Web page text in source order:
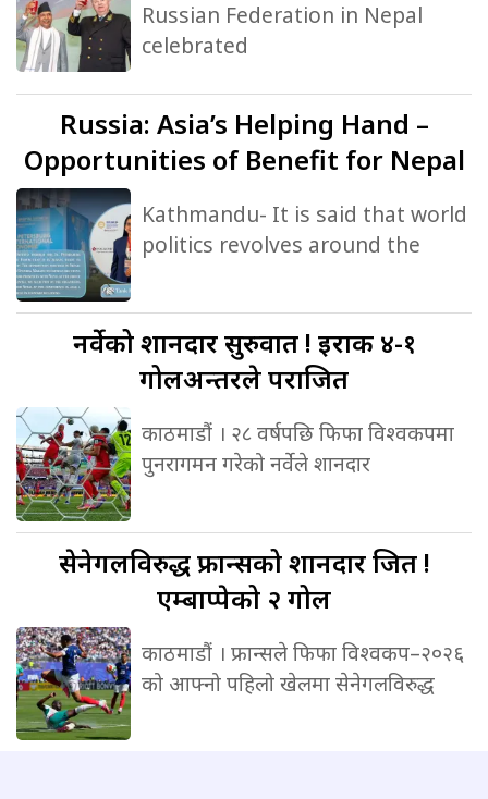
Russian Federation in Nepal
celebrated
Russia: Asia’s Helping Hand –
Opportunities of Benefit for Nepal
Kathmandu- It is said that world
politics revolves around the
नर्वेकोशानदार सुरुवात ! इराक ४-१
गोलअन्तरले पराजित
काठमाडौं । २८ वर्षपछि फिफा विश्वकपमा
पुनरागमन गरेको नर्वेले शानदार
सेनेगलविरुद्धफ्रान्सको शानदार जित !
एम्बाप्पेको २ गोल
काठमाडौं । फ्रान्सले फिफा विश्वकप–२०२६
को आफ्नो पहिलो खेलमा सेनेगलविरुद्ध